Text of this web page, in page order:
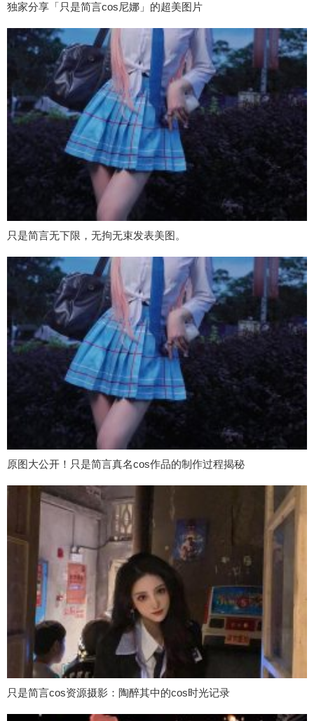
独家分享「只是简言cos尼娜」的超美图片
只是简言无下限，无拘无束发表美图。
原图大公开！只是简言真名cos作品的制作过程揭秘
只是简言cos资源摄影：陶醉其中的cos时光记录